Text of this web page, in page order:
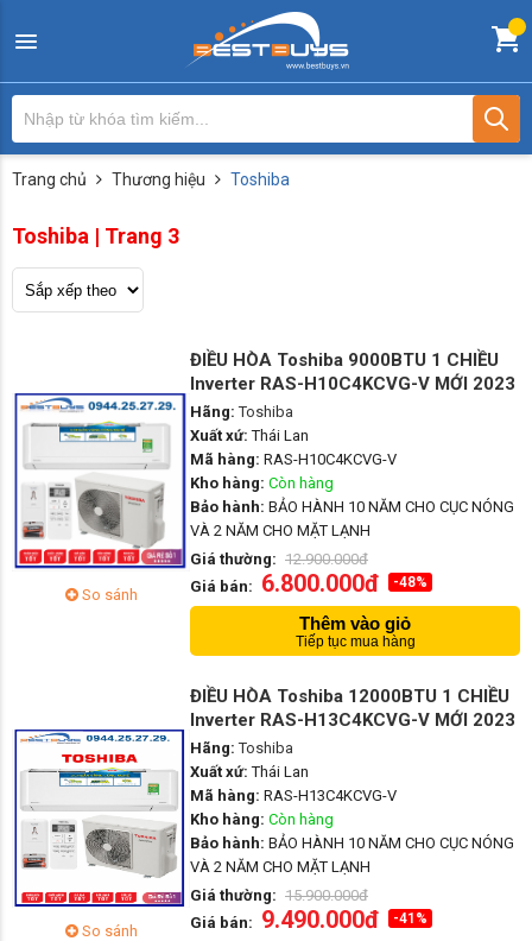
Trang chủ Thương hiệu Toshiba
Toshiba | Trang 3
So sánh
ĐIỀU HÒA Toshiba 9000BTU 1 CHIỀU
Inverter RAS-H10C4KCVG-V MỚI 2023
Hãng: Toshiba
Xuất xứ: Thái Lan
Mã hàng: RAS-H10C4KCVG-V
Kho hàng: Còn hàng
Bảo hành: BẢO HÀNH 10 NĂM CHO CỤC NÓNG
VÀ 2 NĂM CHO MẶT LẠNH
Giá thường: 12.900.000đ
Giá bán: 6.800.000đ -48%
Thêm vào giỏ
Tiếp tục mua hàng
So sánh
ĐIỀU HÒA Toshiba 12000BTU 1 CHIỀU
Inverter RAS-H13C4KCVG-V MỚI 2023
Hãng: Toshiba
Xuất xứ: Thái Lan
Mã hàng: RAS-H13C4KCVG-V
Kho hàng: Còn hàng
Bảo hành: BẢO HÀNH 10 NĂM CHO CỤC NÓNG
VÀ 2 NĂM CHO MẶT LẠNH
Giá thường: 15.900.000đ
Giá bán: 9.490.000đ -41%